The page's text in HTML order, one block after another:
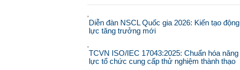
Diễn đàn NSCL Quốc gia 2026: Kiến tạo động
lực tăng trưởng mới
TCVN ISO/IEC 17043:2025: Chuẩn hóa năng
lực tổ chức cung cấp thử nghiệm thành thạo